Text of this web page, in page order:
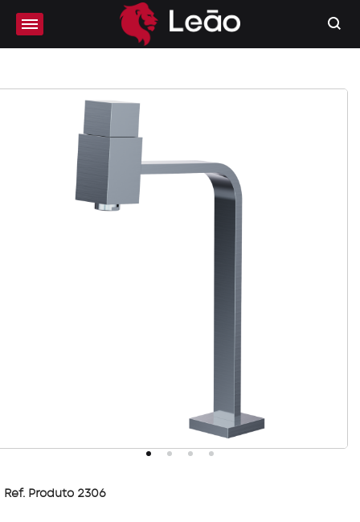
Ref. Produto 2306